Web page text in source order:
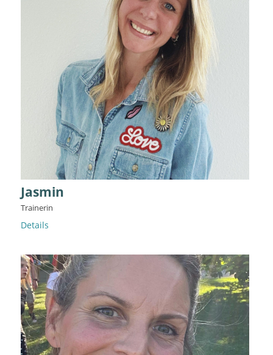
Jasmin
Trainerin
Details